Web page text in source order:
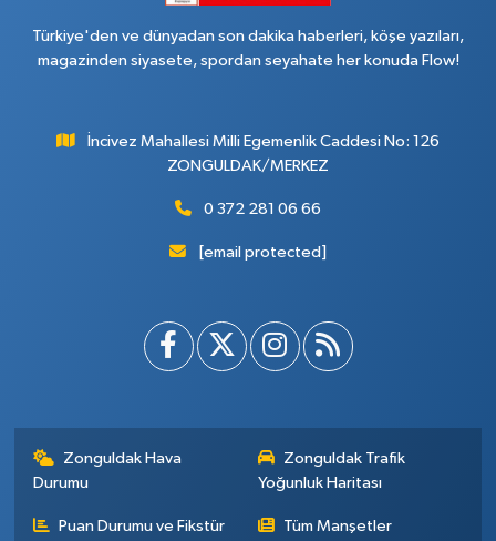
Türkiye'den ve dünyadan son dakika haberleri, köşe yazıları,
magazinden siyasete, spordan seyahate her konuda Flow!
İncivez Mahallesi Milli Egemenlik Caddesi No: 126
ZONGULDAK/MERKEZ
0 372 281 06 66
[email protected]
Zonguldak Hava
Durumu
Zonguldak Trafik
Yoğunluk Haritası
Puan Durumu ve Fikstür Tüm Manşetler